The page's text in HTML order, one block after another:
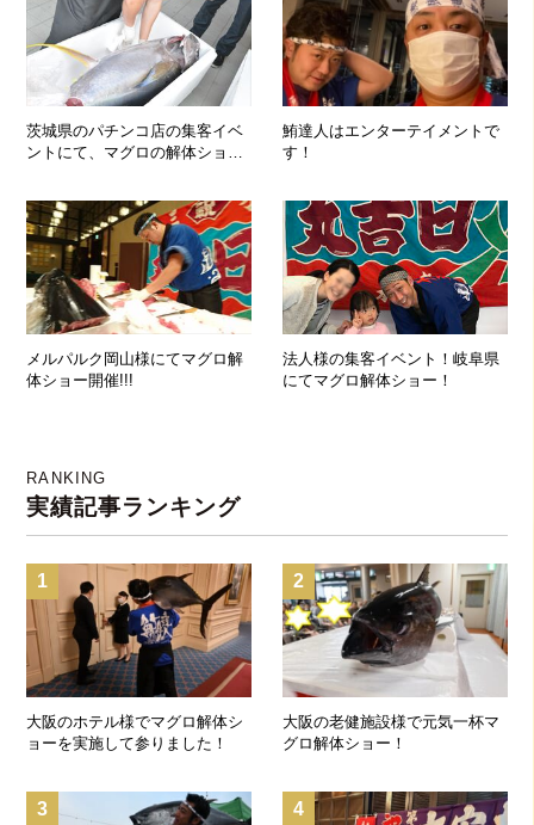
茨城県のパチンコ店の集客イベ
ントにて、マグロの解体ショー
鮪達人はエンターテイメントで
す！
メルパルク岡山様にてマグロ解
体ショー開催!!!
法人様の集客イベント！岐阜県
にてマグロ解体ショー！
RANKING
実績記事ランキング
1
大阪のホテル様でマグロ解体シ
ョーを実施して参りました！
2
大阪の老健施設様で元気一杯マ
グロ解体ショー！
3 4